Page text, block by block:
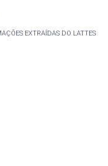
EXTRAÍDAS DO LATTES